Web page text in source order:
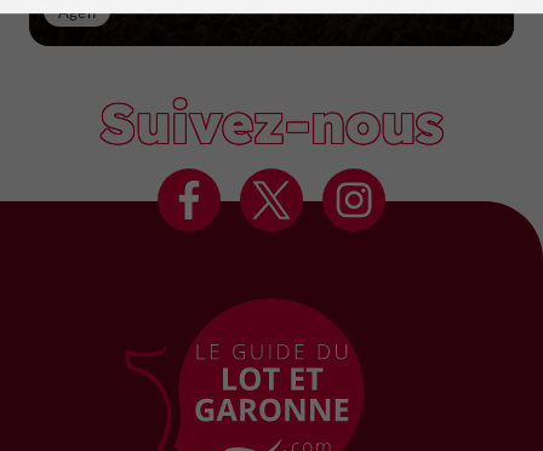
Agen
Suivez-nous